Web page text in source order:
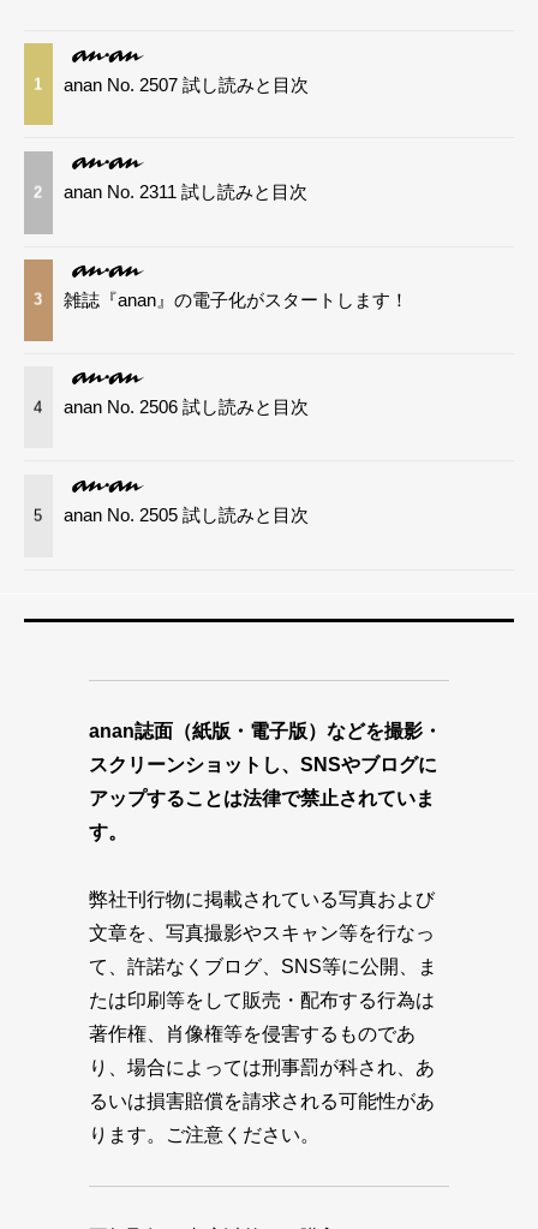
1 anan No. 2507 試し読みと目次
2 anan No. 2311 試し読みと目次
3 雑誌『anan』の電子化がスタートします！
4 anan No. 2506 試し読みと目次
5 anan No. 2505 試し読みと目次
anan誌面（紙版・電子版）などを撮影・
スクリーンショットし、SNSやブログに
アップすることは法律で禁止されていま
す。
弊社刊行物に掲載されている写真および
文章を、写真撮影やスキャン等を行なっ
て、許諾なくブログ、SNS等に公開、ま
たは印刷等をして販売・配布する行為は
著作権、肖像権等を侵害するものであ
り、場合によっては刑事罰が科され、あ
るいは損害賠償を請求される可能性があ
ります。ご注意ください。